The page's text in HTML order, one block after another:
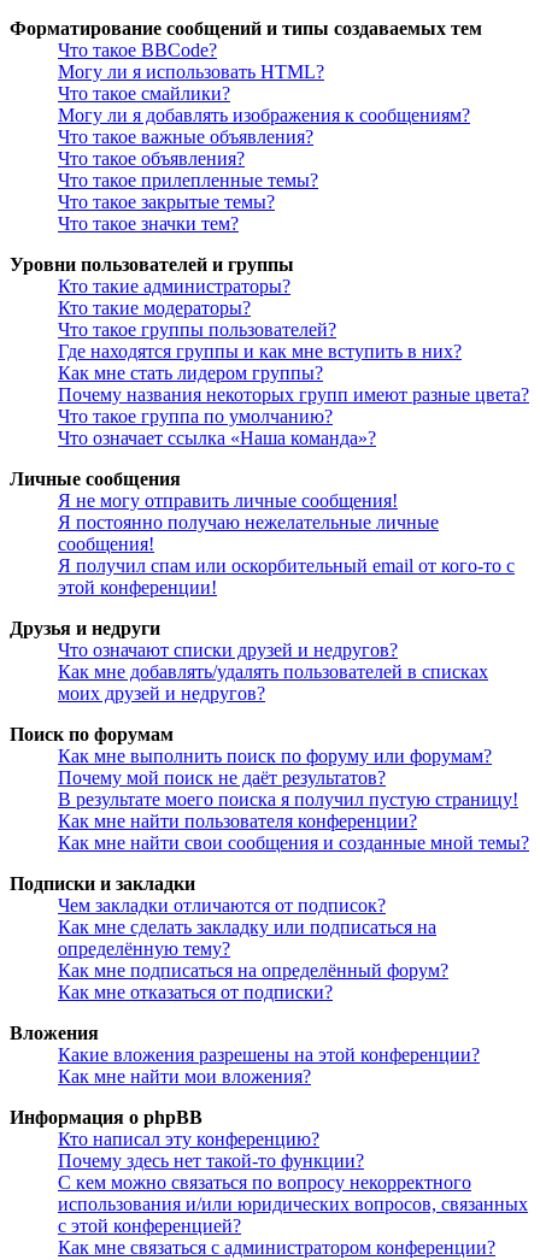
Форматирование сообщений и типы создаваемых тем
Что такое BBCode?
Могу ли я использовать HTML?
Что такое смайлики?
Могу ли я добавлять изображения к сообщениям?
Что такое важные объявления?
Что такое объявления?
Что такое прилепленные темы?
Что такое закрытые темы?
Что такое значки тем?
Уровни пользователей и группы
Кто такие администраторы?
Кто такие модераторы?
Что такое группы пользователей?
Где находятся группы и как мне вступить в них?
Как мне стать лидером группы?
Почему названия некоторых групп имеют разные цвета?
Что такое группа по умолчанию?
Что означает ссылка «Наша команда»?
Личные сообщения
Я не могу отправить личные сообщения!
Я постоянно получаю нежелательные личные
сообщения!
Я получил спам или оскорбительный email от кого-то с
этой конференции!
Друзья и недруги
Что означают списки друзей и недругов?
Как мне добавлять/удалять пользователей в списках
моих друзей и недругов?
Поиск по форумам
Как мне выполнить поиск по форуму или форумам?
Почему мой поиск не даёт результатов?
В результате моего поиска я получил пустую страницу!
Как мне найти пользователя конференции?
Как мне найти свои сообщения и созданные мной темы?
Подписки и закладки
Чем закладки отличаются от подписок?
Как мне сделать закладку или подписаться на
определённую тему?
Как мне подписаться на определённый форум?
Как мне отказаться от подписки?
Вложения
Какие вложения разрешены на этой конференции?
Как мне найти мои вложения?
Информация о phpBB
Кто написал эту конференцию?
Почему здесь нет такой-то функции?
С кем можно связаться по вопросу некорректного
использования и/или юридических вопросов, связанных
с этой конференцией?
Как мне связаться с администратором конференции?